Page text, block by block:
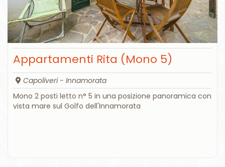
Appartamenti Rita (Mono 5)
Capoliveri - Innamorata
Mono 2 posti letto n° 5 in una posizione panoramica con
vista mare sul Golfo dell'Innamorata